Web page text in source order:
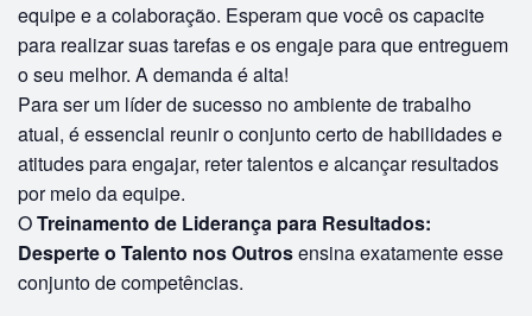
equipe e a colaboração. Esperam que você os capacite
para realizar suas tarefas e os engaje para que entreguem
o seu melhor. A demanda é alta!
Para ser um líder de sucesso no ambiente de trabalho
atual, é essencial reunir o conjunto certo de habilidades e
atitudes para engajar, reter talentos e alcançar resultados
por meio da equipe.
OTreinamento de Liderança para Resultados:
Desperte o Talento nos Outrosensina exatamente esse
conjunto de competências.